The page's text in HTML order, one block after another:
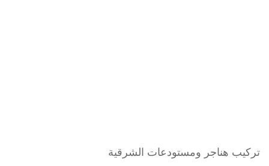
تركيب هناجر ومستودعات الشرقية